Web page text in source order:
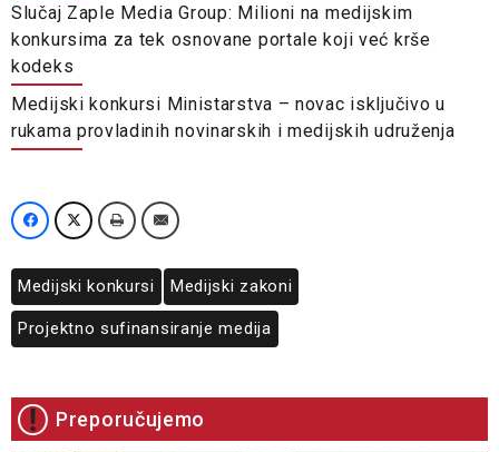
Slučaj Zaple Media Group: Milioni na medijskim
konkursima za tek osnovane portale koji već krše
kodeks
Medijski konkursi Ministarstva – novac isključivo u
rukama provladinih novinarskih i medijskih udruženja
Medijski konkursi Medijski zakoni
Projektno sufinansiranje medija
Preporučujemo